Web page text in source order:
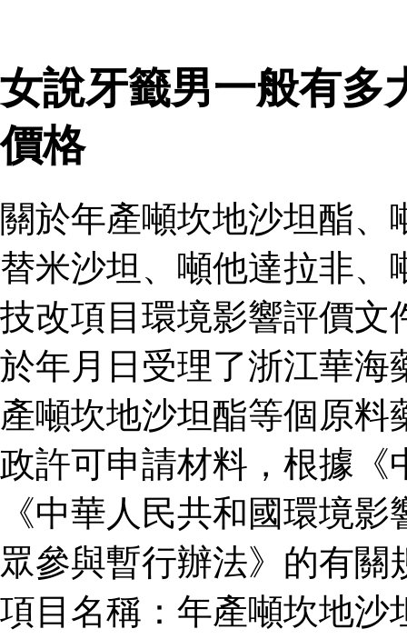
女說牙籤男一般有多
價格
關於年產噸坎地沙坦酯
替米沙坦、噸他達拉非
技改項目環境影響評價文
於年月日受理了浙江華海
產噸坎地沙坦酯等個原
政許可申請材料，根據《
《中華人民共和國環境
眾參與暫行辦法》的有
項目名稱：年產噸坎地沙